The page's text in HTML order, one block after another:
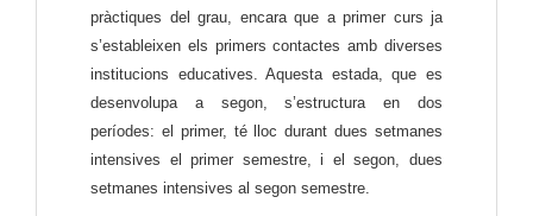
pràctiques del grau, encara que a primer curs ja
s’estableixen els primers contactes amb diverses
institucions educatives. Aquesta estada, que es
desenvolupa a segon, s’estructura en dos
períodes: el primer, té lloc durant dues setmanes
intensives el primer semestre, i el segon, dues
setmanes intensives al segon semestre.